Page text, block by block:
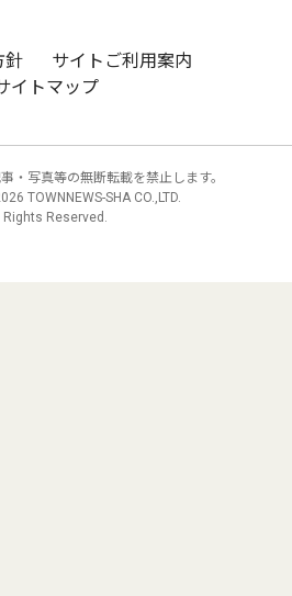
針
サイトご利用案内
イトマップ
・写真等の無断転載を禁止します。
TOWNNEWS-SHA CO.,LTD.
Rights Reserved.